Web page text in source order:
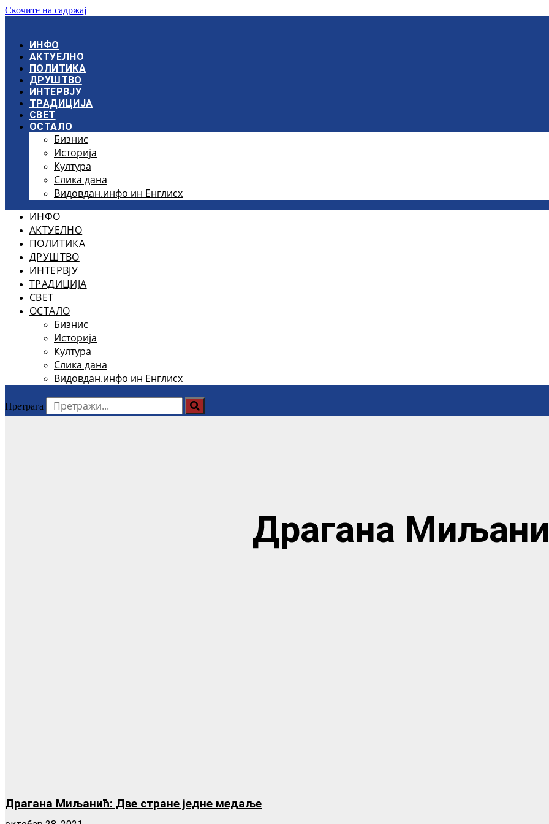
Скочите на садржај
ИНФО
АКТУЕЛНО
ПОЛИТИКА
ДРУШТВО
ИНТЕРВЈУ
ТРАДИЦИЈА
СВЕТ
ОСТАЛО
Бизнис
Историја
Култура
Слика дана
Видовдан.инфо ин Енглисх
ИНФО
АКТУЕЛНО
ПОЛИТИКА
ДРУШТВО
ИНТЕРВЈУ
ТРАДИЦИЈА
СВЕТ
ОСТАЛО
Бизнис
Историја
Култура
Слика дана
Видовдан.инфо ин Енглисх
Претрага
Драгана
Драгана Миљанић: Две стране једне медаље